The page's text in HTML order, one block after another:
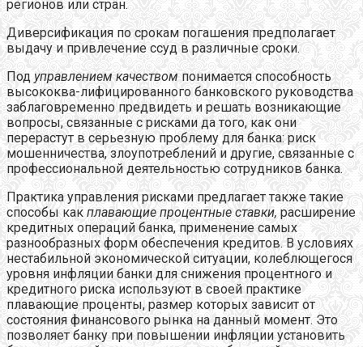
регионов или стран.
Диверсификация по срокам погашения предполагает
выдачу и привлечение ссуд в различные сроки.
Под управлением качеством понимается способность
высококва-лифицированного банковского руководства
заблаговременно предвидеть и решать возникающие
вопросы, связанные с рисками да того, как они
перерастут в серьезную проблему для банка: риск
мошенничества, злоупотреблений и другие, связанные с
профессиональной деятельностью сотрудников банка.
Практика управления рисками предлагает также такие
способы как плавающие процентные ставки, расширение
кредитных операций банка, применение самых
разнообразных форм обеспечения кредитов. В условиях
нестабильной экономической ситуации, колеблющегося
уровня инфляции банки для снижения процентного и
кредитного риска используют в своей практике
плавающие проценты, размер которых зависит от
состояния финансового рынка на данный момент. Это
позволяет банку при повышении инфляции установить